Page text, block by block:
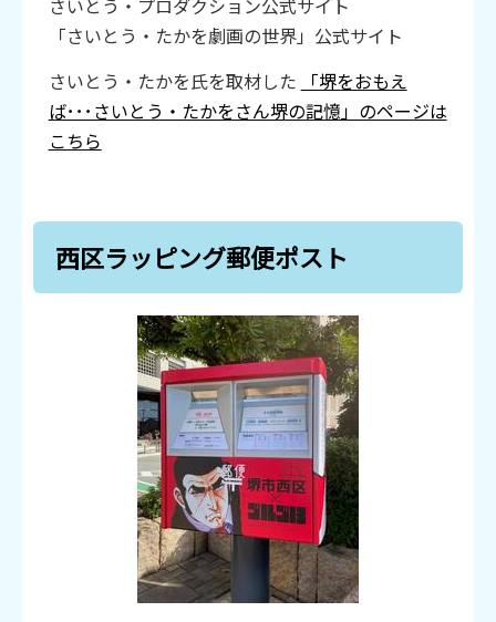
さいとう・プロダクション公式サイト
「さいとう・たかを劇画の世界」公式サイト
さいとう・たかを氏を取材した
「堺をおもえ
ば･･･さいとう・たかをさん堺の記憶」のページは
こちら
西区ラッピング郵便ポスト